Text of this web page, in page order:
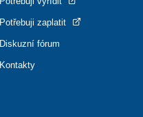
Potřebuji zaplatit
Diskuzní fórum
Kontakty